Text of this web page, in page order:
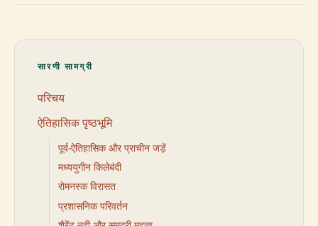
सारणी सामग्री
परिचय
ऐतिहासिक पृष्ठभूमि
पूर्व-ऐतिहासिक और प्राचीन जड़ें
मध्ययुगीन किलेबंदी
रोमनस्क विरासत
प्रशासनिक परिवर्तन